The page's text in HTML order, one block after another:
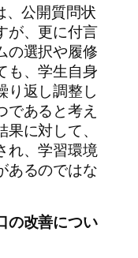
公開質問状
が、更に付言
の選択や履修
も、学生自身
り返し調整し
あると考え
に対して、
れ、学習環境
あるのではな
の改善につい